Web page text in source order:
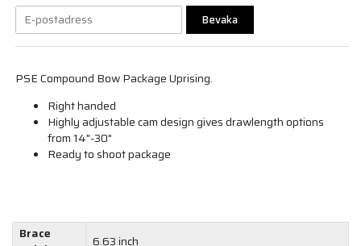
Bevaka
PSE Compound Bow Package Uprising.
Right handed
Highly adjustable cam design gives drawlength options
from 14"-30"
Ready to shoot package
Brace
6.63 inch